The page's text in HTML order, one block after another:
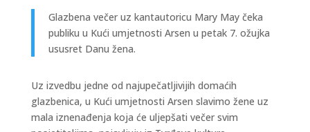
Glazbena večer uz kantautoricu Mary May čeka
publiku u Kući umjetnosti Arsen u petak 7. ožujka
ususret Danu žena.
Uz izvedbu jedne od najupečatljivijih domaćih
glazbenica, u Kući umjetnosti Arsen slavimo žene uz
mala iznenađenja koja će uljepšati večer svim